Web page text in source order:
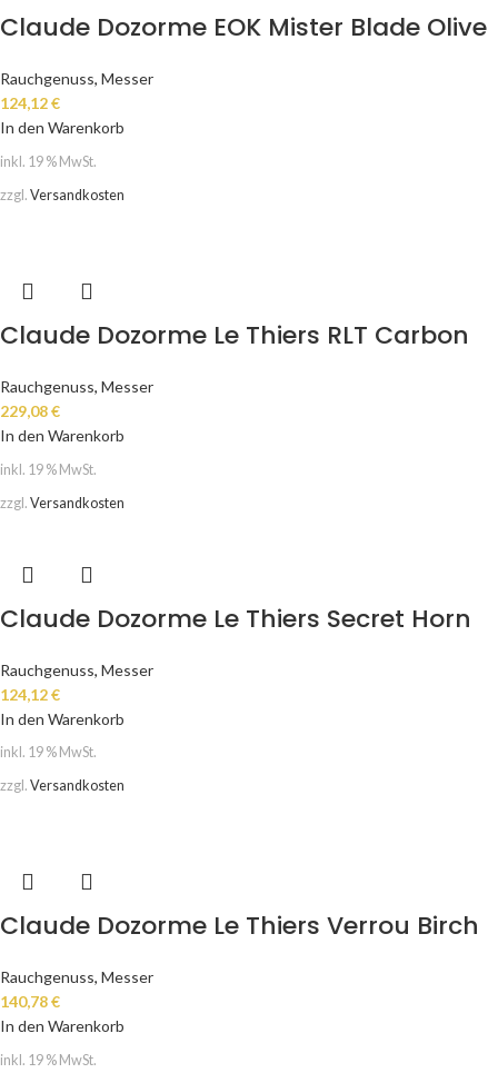
Claude Dozorme EOK Mister Blade Olive
Rauchgenuss, Messer
124,12€
In den Warenkorb
inkl. 19 % MwSt.
zzgl. Versandkosten
Claude Dozorme Le Thiers RLT Carbon
Rauchgenuss, Messer
229,08€
In den Warenkorb
inkl. 19 % MwSt.
zzgl. Versandkosten
Claude Dozorme Le Thiers Secret Horn
Rauchgenuss, Messer
124,12€
In den Warenkorb
inkl. 19 % MwSt.
zzgl. Versandkosten
Claude Dozorme Le Thiers Verrou Birch
Rauchgenuss, Messer
140,78€
In den Warenkorb
inkl. 19 % MwSt.